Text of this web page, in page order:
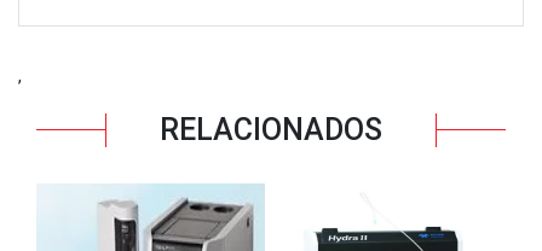
,
RELACIONADOS